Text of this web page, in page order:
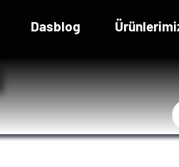
Dasblog